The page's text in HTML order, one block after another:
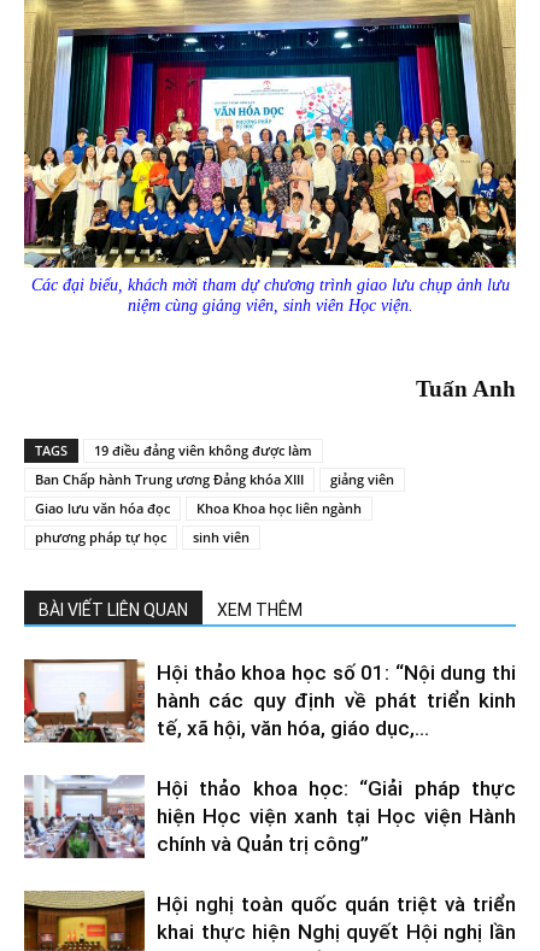
Các đại biểu, khách mời tham dự chương trình giao lưu chụp ảnh lưu
niệm cùng giảng viên, sinh viên Học viện.
Tuấn Anh
TAGS
19 điều đảng viên không được làm
Ban Chấp hành Trung ương Đảng khóa XIII
giảng viên
Giao lưu văn hóa đọc
Khoa Khoa học liên ngành
phương pháp tự học
sinh viên
BÀI VIẾT LIÊN QUAN XEM THÊM
Hội thảo khoa học số 01: “Nội dung thi
hành các quy định về phát triển kinh
tế, xã hội, văn hóa, giáo dục,...
Hội thảo khoa học: “Giải pháp thực
hiện Học viện xanh tại Học viện Hành
chính và Quản trị công”
Hội nghị toàn quốc quán triệt và triển
khai thực hiện Nghị quyết Hội nghị lần